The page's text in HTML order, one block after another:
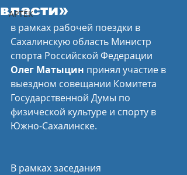
АРТЕК
власти»
в рамках рабочей поездки в
Сахалинскую область Министр
спорта Российской Федерации
Олег Матыцин принял участие в
выездном совещании Комитета
Государственной Думы по
физической культуре и спорту в
Южно-Сахалинске.
В рамках заседания